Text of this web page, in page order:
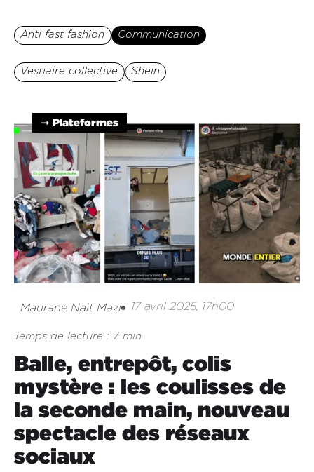
Anti fast fashion Communication
Vestiaire collective Shein
➞ Plateformes
Maurane Nait Mazi 17 avril 2025, 17h00
Temps de lecture : 7 min
Balle, entrepôt, colis
mystère : les coulisses de
la seconde main, nouveau
spectacle des réseaux
sociaux